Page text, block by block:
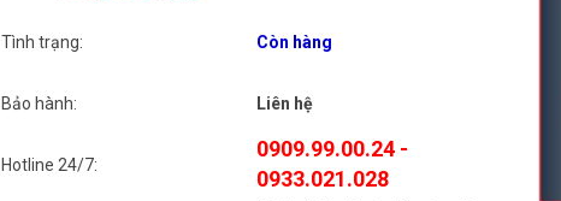
Tình trạng: Còn hàng
Bảo hành: Liên hệ
Hotline 24/7:
0909.99.00.24 -
0933.021.028